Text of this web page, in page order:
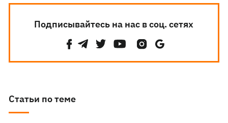
Подписывайтесь на нас в соц. сетях
Статьи по теме